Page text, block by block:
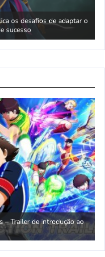
os desafios de adaptar o
sucesso
– Trailer de introdução ao